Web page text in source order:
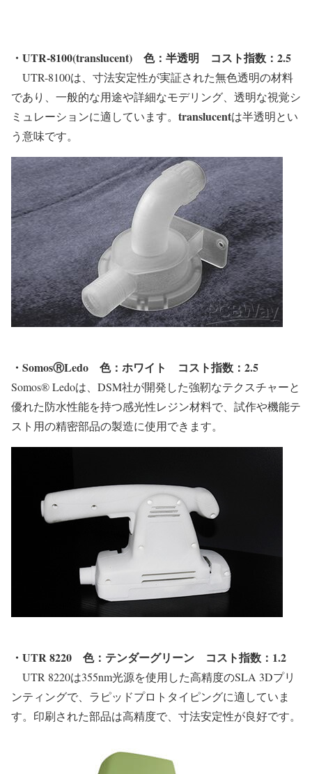
・UTR-8100(translucent) 色：半透明 コスト指数：2.5
UTR-8100は、寸法安定性が実証された無色透明の材料
であり、一般的な用途や詳細なモデリング、透明な視覚シ
ミュレーションに適しています。 translucentは半透明とい
う意味です。
・SomosⓇLedo 色：ホワイト コスト指数：2.5
Somos® Ledoは、DSM社が開発した強靭なテクスチャーと
優れた防水性能を持つ感光性レジン材料で、試作や機能テ
スト用の精密部品の製造に使用できます。
・UTR 8220 色：テンダーグリーン コスト指数：1.2
UTR 8220は355nm光源を使用した高精度のSLA 3Dプリ
ンティングで、ラピッドプロトタイピングに適していま
す。印刷された部品は高精度で、寸法安定性が良好です。